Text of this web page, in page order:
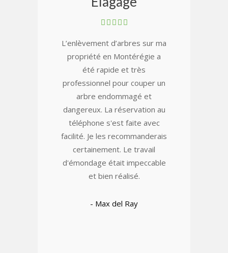
L’enlèvement d’arbres sur ma
propriété en Montérégie a
été rapide et très
professionnel pour couper un
arbre endommagé et
dangereux. La réservation au
téléphone s'est faite avec
facilité. Je les recommanderais
certainement. Le travail
d'émondage était impeccable
et bien réalisé.
- Max del Ray